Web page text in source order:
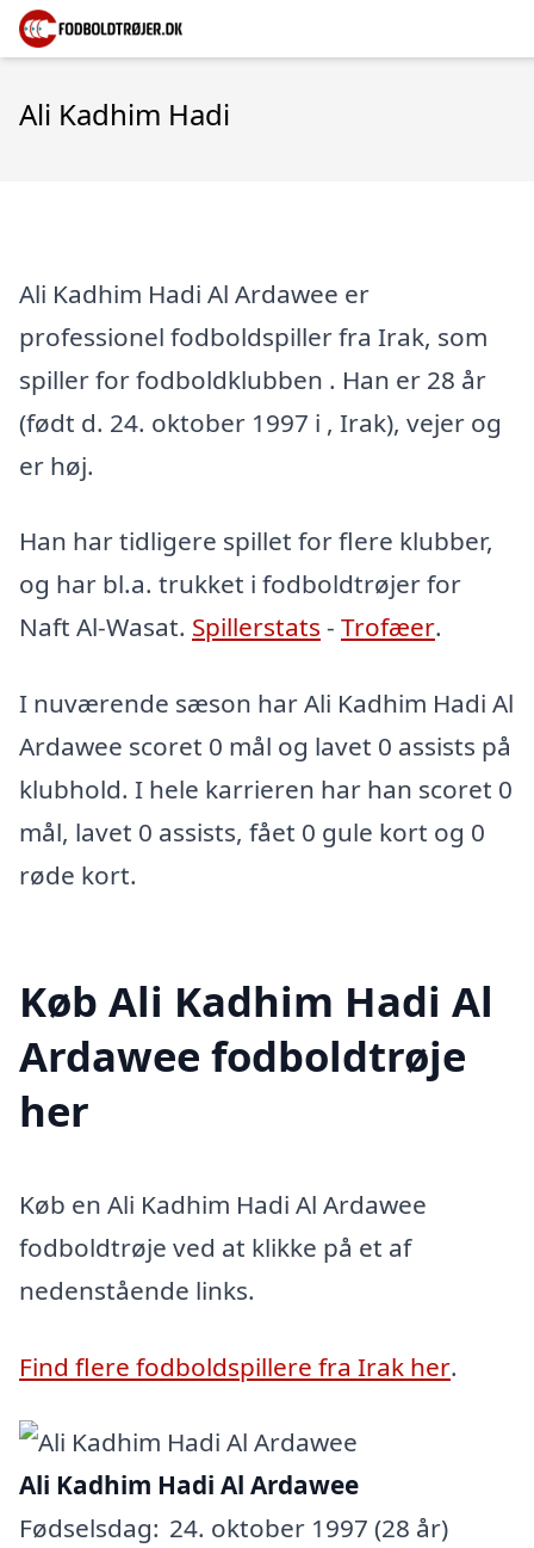
Ali Kadhim Hadi
Ali Kadhim Hadi Al Ardawee er
professionel fodboldspiller fra Irak, som
spiller for fodboldklubben . Han er 28 år
(født d. 24. oktober 1997 i , Irak), vejer og
er høj.
Han har tidligere spillet for flere klubber,
og har bl.a. trukket i fodboldtrøjer for
Naft Al-Wasat. Spillerstats - Trofæer.
I nuværende sæson har Ali Kadhim Hadi Al
Ardawee scoret 0 mål og lavet 0 assists på
klubhold. I hele karrieren har han scoret 0
mål, lavet 0 assists, fået 0 gule kort og 0
røde kort.
Køb Ali Kadhim Hadi Al
Ardawee fodboldtrøje
her
Køb en Ali Kadhim Hadi Al Ardawee
fodboldtrøje ved at klikke på et af
nedenstående links.
Find flere fodboldspillere fra Irak her.
Ali Kadhim Hadi Al Ardawee
Fødselsdag: 24. oktober 1997 (28 år)